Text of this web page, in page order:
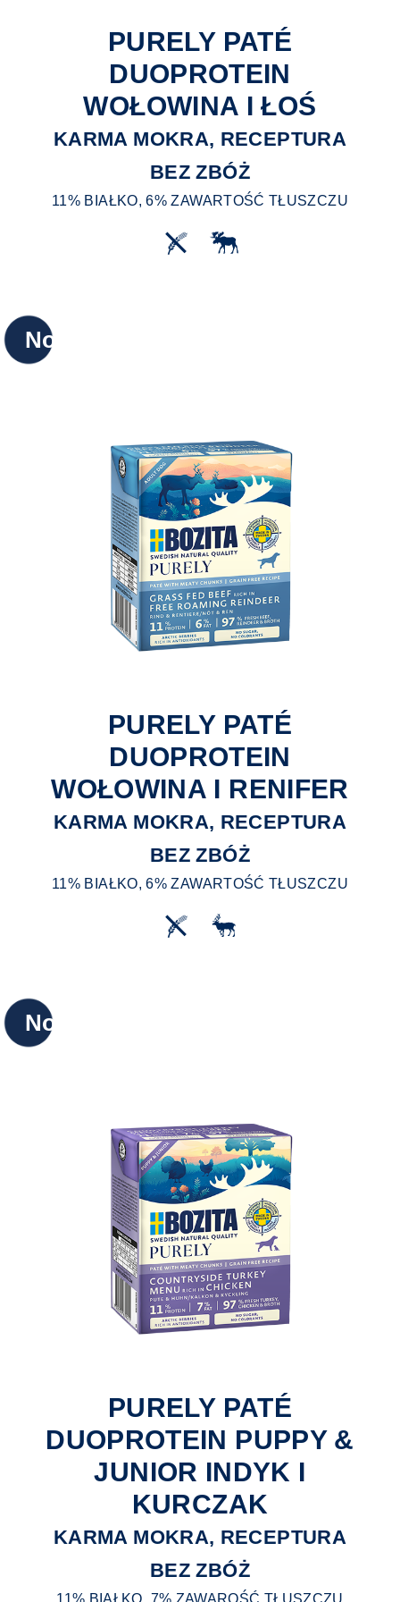
PURELY PATÉ
DUOPROTEIN
WOŁOWINA I ŁOŚ
KARMA MOKRA, RECEPTURA
BEZ ZBÓŻ
11% BIAŁKO, 6% ZAWARTOŚĆ TŁUSZCZU
Nowy
PURELY PATÉ
DUOPROTEIN
WOŁOWINA I RENIFER
KARMA MOKRA, RECEPTURA
BEZ ZBÓŻ
11% BIAŁKO, 6% ZAWARTOŚĆ TŁUSZCZU
Nowy
PURELY PATÉ
DUOPROTEIN PUPPY &
JUNIOR INDYK I
KURCZAK
KARMA MOKRA, RECEPTURA
BEZ ZBÓŻ